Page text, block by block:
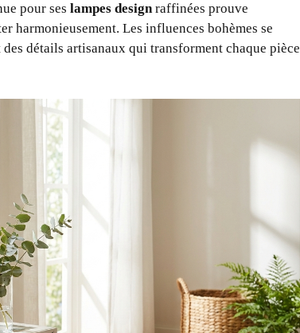
pour ses lampes designraffinées prouve
harmonieusement. Les influences bohèmes se
détails artisanaux qui transforment chaque pièce